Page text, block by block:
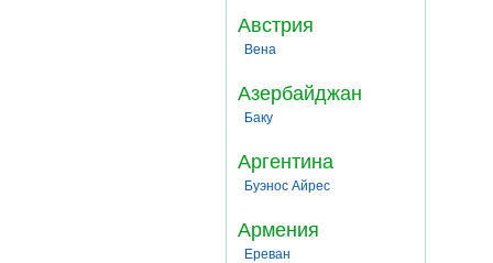
Австрия
Вена
Азербайджан
Баку
Аргентина
Буэнос Айрес
Армения
Ереван